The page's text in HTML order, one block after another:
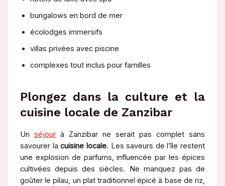
bungalows en bord de mer
écolodges immersifs
villas privées avec piscine
complexes tout inclus pour familles
Plongez dans la culture et la
cuisine locale de Zanzibar
Un séjourà Zanzibar ne serait pas complet sans
savourer lacuisine locale. Les saveurs de l’île restent
une explosion de parfums, influencée par les épices
cultivées depuis des siècles. Ne manquez pas de
goûter le pilau, un plat traditionnel épicé à base de riz,